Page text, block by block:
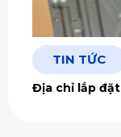
TIN TỨC
Địa chỉ lắp